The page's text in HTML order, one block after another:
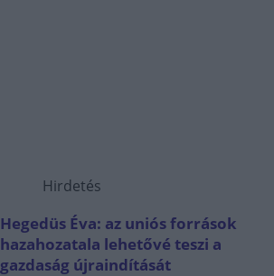
Hirdetés
Hegedüs Éva: az uniós források
hazahozatala lehetővé teszi a
gazdaság újraindítását